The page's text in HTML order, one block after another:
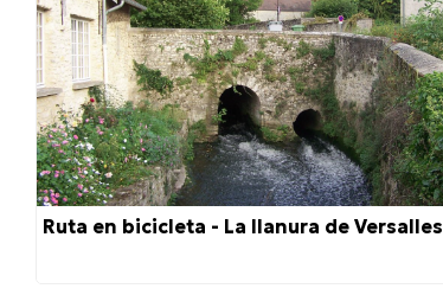
Ruta en bicicleta - La llanura de Versalles